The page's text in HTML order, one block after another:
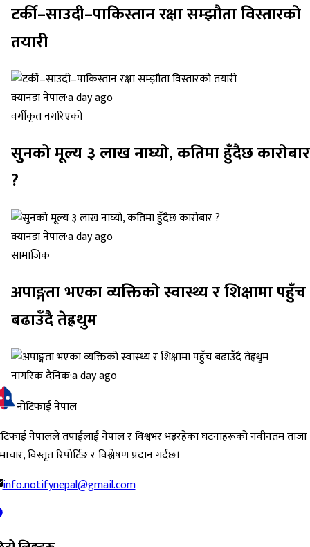
टर्की–साउदी–पाकिस्तान रक्षा सम्झौता विस्तारको
तयारी
क्यानडा नेपाल·a day ago
वर्गीकृत नगरिएको
सुनको मूल्य ३ लाख नाघ्यो, कतिमा हुँदैछ कारोबार
?
क्यानडा नेपाल·a day ago
सामाजिक
अपाङ्गता भएका व्यक्तिको स्वास्थ्य र शिक्षामा पहुँच
बढाउँदै तेह्रथुम
नागरिक दैनिक·a day ago
नोटिफाई नेपाल
नेपालले तपाईंलाई नेपाल र विश्वभर भइरहेका घटनाहरूको नवीनतम ताजा
विस्तृत रिपोर्टिङ र विश्लेषण प्रदान गर्दछ।
info.notifynepal@gmail.com